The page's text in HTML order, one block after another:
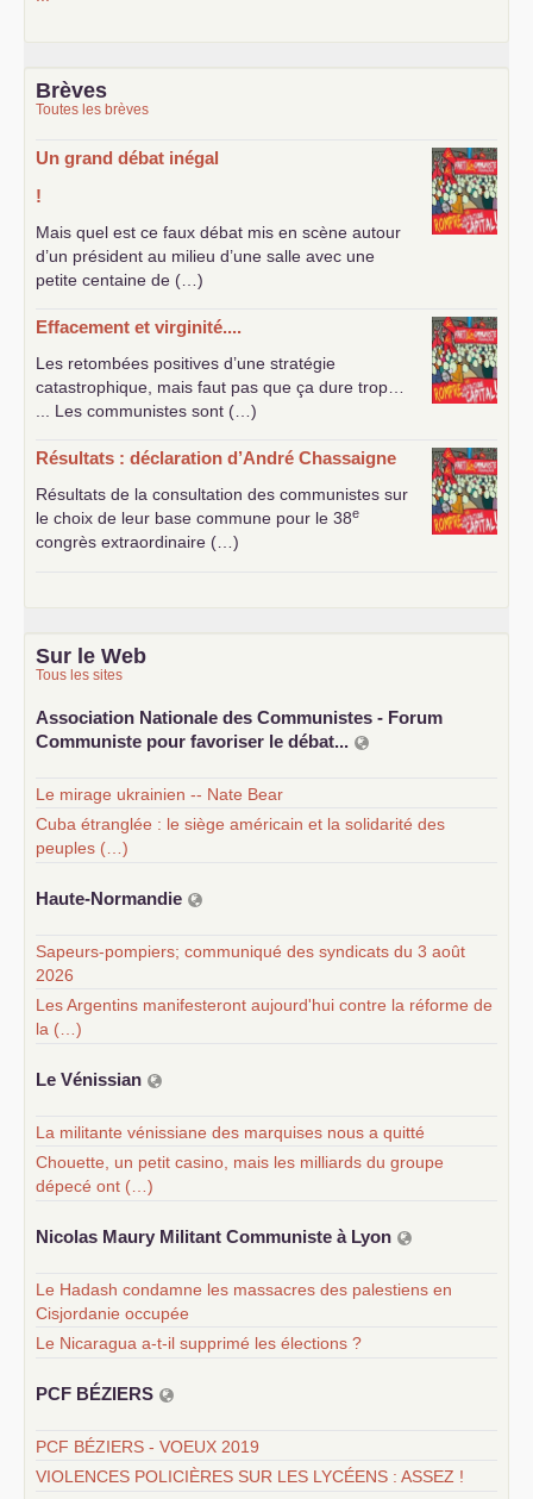
Brèves
Toutes les brèves
Un grand débat inégal
!
Mais quel est ce faux débat mis en scène autour
d’un président au milieu d’une salle avec une
petite centaine de (…)
Effacement et virginité....
Les retombées positives d’une stratégie
catastrophique, mais faut pas que ça dure trop…
... Les communistes sont (…)
Résultats : déclaration d’André Chassaigne
Résultats de la consultation des communistes sur
le choix de leur base commune pour le 38e
congrès extraordinaire (…)
Sur le Web
Tous les sites
Association Nationale des Communistes - Forum
Communiste pour favoriser le débat...
Le mirage ukrainien -- Nate Bear
Cuba étranglée : le siège américain et la solidarité des
peuples (…)
Haute-Normandie
Sapeurs-pompiers; communiqué des syndicats du 3 août
2026
Les Argentins manifesteront aujourd'hui contre la réforme de
la (…)
Le Vénissian
La militante vénissiane des marquises nous a quitté
Chouette, un petit casino, mais les milliards du groupe
dépecé ont (…)
Nicolas Maury Militant Communiste à Lyon
Le Hadash condamne les massacres des palestiens en
Cisjordanie occupée
Le Nicaragua a-t-il supprimé les élections ?
PCF BÉZIERS
PCF BÉZIERS - VOEUX 2019
VIOLENCES POLICIÈRES SUR LES LYCÉENS : ASSEZ !